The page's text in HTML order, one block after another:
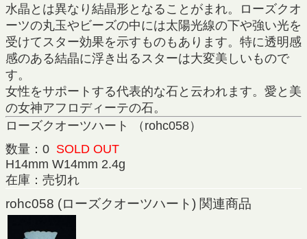
水晶とは異なり結晶形となることがまれ。ローズクオ
ーツの丸玉やビーズの中には太陽光線の下や強い光を
受けてスター効果を示すものもあります。特に透明感
感のある結晶に浮き出るスターは大変美しいもので
す。
女性をサポートする代表的な石と云われます。愛と美
の女神アフロディーテの石。
ローズクオーツハート （rohc058）
数量：0 SOLD OUT
H14mm W14mm 2.4g
在庫：売切れ
rohc058 (ローズクオーツハート) 関連商品